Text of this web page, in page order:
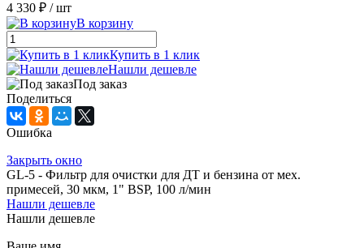
4 330 ₽ / шт
В корзину
Купить в 1 клик
Нашли дешевле
Под заказ
Поделиться
Ошибка
Закрыть окно
GL-5 - Фильтр для очистки для ДТ и бензина от мех.
примесей, 30 мкм, 1" BSP, 100 л/мин
Нашли дешевле
Нашли дешевле